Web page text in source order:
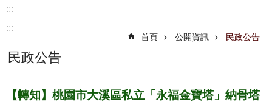
:::
:::
首頁 公開資訊 民政公告
民政公告
【轉知】桃園市大溪區私立「永福金寶塔」納骨塔